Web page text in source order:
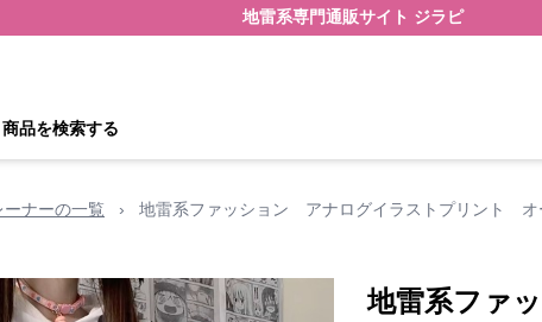
地雷系専門通販サイト ジラピ
商品を検索する
ナーの一覧 › 地雷系ファッション アナログイラストプリント
地雷系ファ